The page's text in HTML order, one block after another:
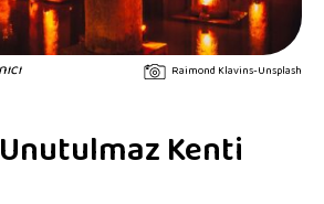
Raimond Klavins-Unsplash
Kenti